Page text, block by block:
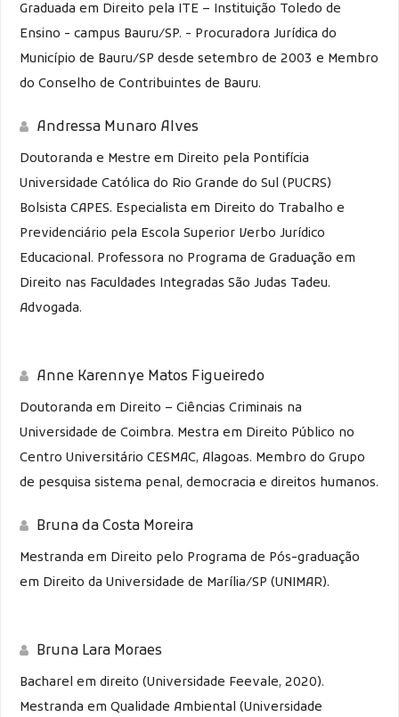
Graduada em Direito pela ITE – Instituição Toledo de
Ensino - campus Bauru/SP. - Procuradora Jurídica do
Município de Bauru/SP desde setembro de 2003 e Membro
do Conselho de Contribuintes de Bauru.
Andressa Munaro Alves
Doutoranda e Mestre em Direito pela Pontifícia
Universidade Católica do Rio Grande do Sul (PUCRS)
Bolsista CAPES. Especialista em Direito do Trabalho e
Previdenciário pela Escola Superior Verbo Jurídico
Educacional. Professora no Programa de Graduação em
Direito nas Faculdades Integradas São Judas Tadeu.
Advogada.
Anne Karennye Matos Figueiredo
Doutoranda em Direito – Ciências Criminais na
Universidade de Coimbra. Mestra em Direito Público no
Centro Universitário CESMAC, Alagoas. Membro do Grupo
de pesquisa sistema penal, democracia e direitos humanos.
Bruna da Costa Moreira
Mestranda em Direito pelo Programa de Pós-graduação
em Direito da Universidade de Marília/SP (UNIMAR).
Bruna Lara Moraes
Bacharel em direito (Universidade Feevale, 2020).
Mestranda em Qualidade Ambiental (Universidade